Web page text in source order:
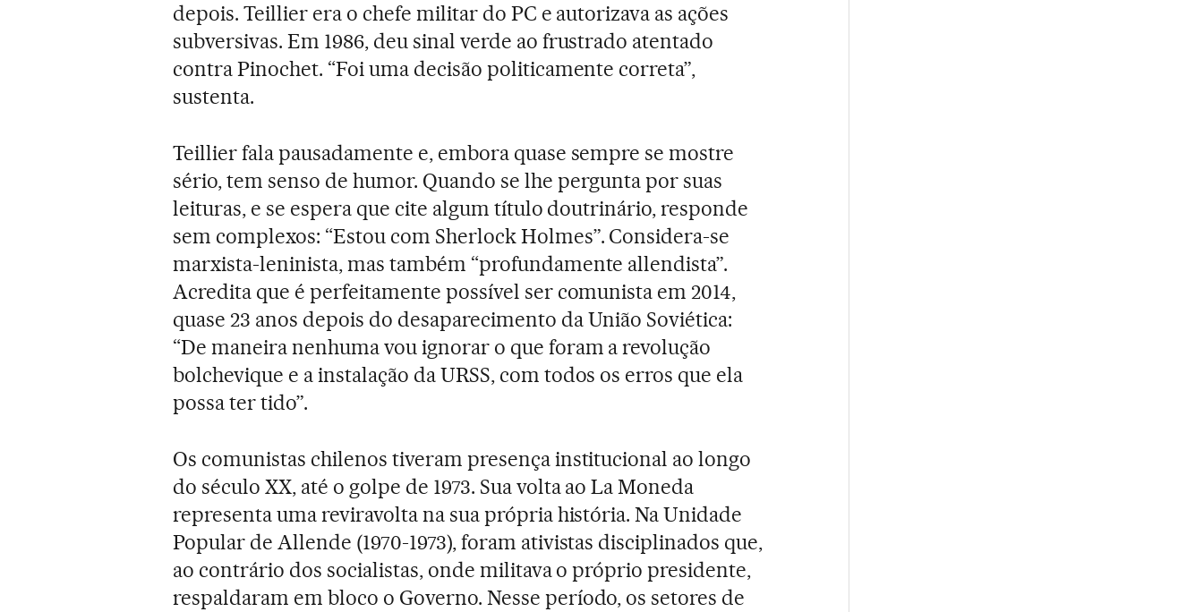
depois. Teillier era o chefe militar do PC e autorizava as ações
subversivas. Em 1986, deu sinal verde ao frustrado atentado
contra Pinochet. “Foi uma decisão politicamente correta”,
sustenta.
Teillier fala pausadamente e, embora quase sempre se mostre
sério, tem senso de humor. Quando se lhe pergunta por suas
leituras, e se espera que cite algum título doutrinário, responde
sem complexos: “Estou com Sherlock Holmes”. Considera-se
marxista-leninista, mas também “profundamente allendista”.
Acredita que é perfeitamente possível ser comunista em 2014,
quase 23 anos depois do desaparecimento da União Soviética:
“De maneira nenhuma vou ignorar o que foram a revolução
bolchevique e a instalação da URSS, com todos os erros que ela
possa ter tido”.
Os comunistas chilenos tiveram presença institucional ao longo
do século XX, até o golpe de 1973. Sua volta ao La Moneda
representa uma reviravolta na sua própria história. Na Unidade
Popular de Allende (1970-1973), foram ativistas disciplinados que,
ao contrário dos socialistas, onde militava o próprio presidente,
respaldaram em bloco o Governo. Nesse período, os setores de